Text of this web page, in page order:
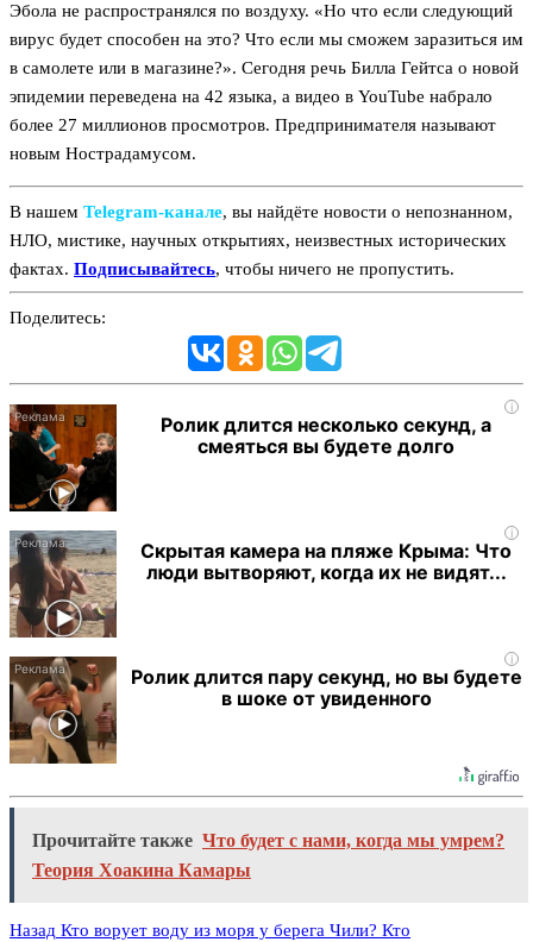
Эбола не распространялся по воздуху. «Но что если следующий
вирус будет способен на это? Что если мы сможем заразиться им
в самолете или в магазине?». Сегодня речь Билла Гейтса о новой
эпидемии переведена на 42 языка, а видео в YouTube набрало
более 27 миллионов просмотров. Предпринимателя называют
новым Нострадамусом.
В нашем Telegram‑канале, вы найдёте новости о непознанном,
НЛО, мистике, научных открытиях, неизвестных исторических
фактах. Подписывайтесь, чтобы ничего не пропустить.
Поделитесь:
i
Ролик длится несколько секунд, а
смеяться вы будете долго
i
Скрытая камера на пляже Крыма: Что
люди вытворяют, когда их не видят...
i
Ролик длится пару секунд, но вы будете
в шоке от увиденного
Прочитайте также Что будет с нами, когда мы умрем?
Теория Хоакина Камары
Назад Кто ворует воду из моря у берега Чили? Кто